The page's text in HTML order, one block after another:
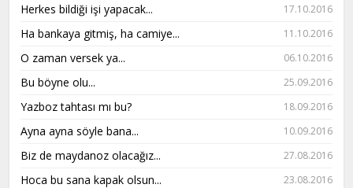
Herkes bildiği işi yapacak... 17.10.2016
Ha bankaya gitmiş, ha camiye... 11.10.2016
O zaman versek ya... 06.10.2016
Bu böyne olu... 25.09.2016
Yazboz tahtası mı bu? 18.09.2016
Ayna ayna söyle bana... 10.09.2016
Biz de maydanoz olacağız... 27.08.2016
Hoca bu sana kapak olsun... 23.08.2016